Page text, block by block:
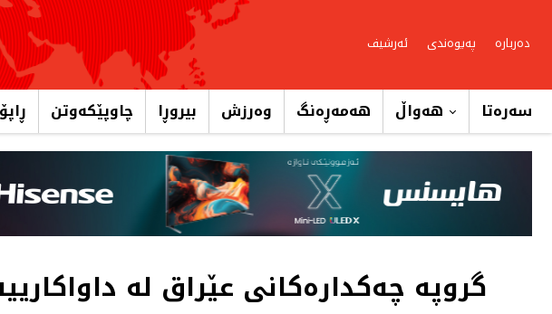
دەربارە پەیوەندی ئەرشیف
سەرەتا هەواڵ هەمەڕەنگ وەرزش بیروڕا چاوپێکەوتن
گروپه‌ چه‌كداره‌كانى عێراق لە